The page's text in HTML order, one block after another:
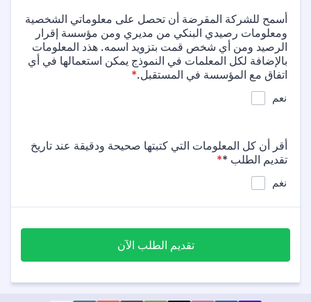
أسمح للشركة المقرضة أن تحصل على معلوماتي الشخصية
ومعلومات رصيدي البنكي من مديري ومن مؤسسة إقرار
الرصيد ومن أي شخص قمت بتزويد اسمه. هذد المعلومات
بالإضافة لكل المعلمات في النموذج يمكن استعمالها في أي
اتفاق مع المؤسسة في المستقبل.*
نعم
أقر أن كل المعلومات التي كتبتها صحيحة ودقيقة عند تاريخ
تقديم الطلب **
نغم
تقديم الطلب الآن